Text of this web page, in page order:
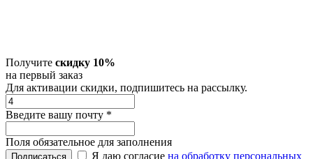
Получите скидку 10%
на первый заказ
Для активации скидки, подпишитесь на рассылку.
Введите вашу почту *
Поля обязательное для заполнения
Подписаться Я даю согласие на обработку персональных